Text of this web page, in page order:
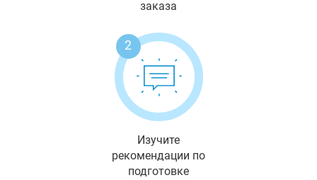
заказа
2
Изучите
рекомендации по
подготовке